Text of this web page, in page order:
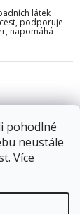
pohodlné
neustále
Více
látek
podporuje
napomáhá